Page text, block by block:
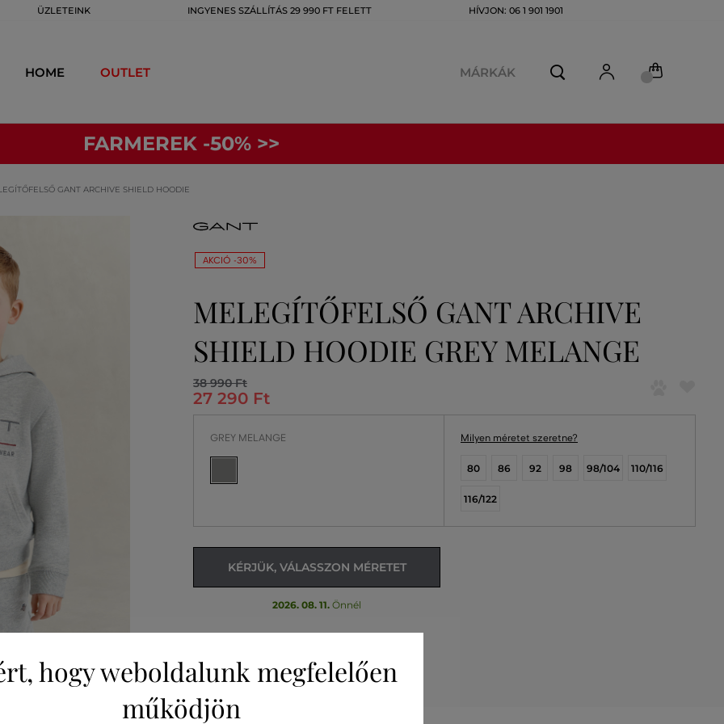
ÜZLETEINK INGYENES SZÁLLÍTÁS 29 990 FT FELETT HÍVJON: 06 1 901 1901
HOME OUTLET MÁRKÁK
FARMEREK -50% >>
GANT ARCHIVE SHIELD HOODIE
AKCIÓ -30%
MELEGÍTŐFELSŐ GANT ARCHIVE
SHIELD HOODIE GREY MELANGE
38 990 Ft
27 290 Ft
GREY MELANGE Milyen méretet szeretne?
80 86 92 98 98/104 110/116
116/122
KÉRJÜK, VÁLASSZON MÉRETET
2026. 08. 11. Önnél
hogy weboldalunk megfelelően
működjön